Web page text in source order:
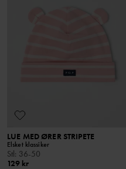
LUE MED ØRER STRIPETE
Elsket klassiker
Stl: 36-50
129 kr